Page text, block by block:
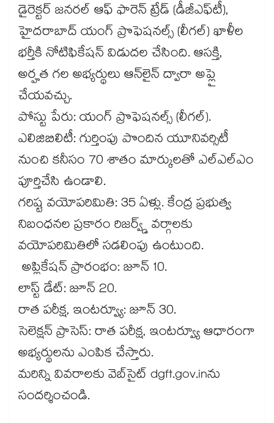
డైరెక్టర్ జనరల్ ఆఫ్ ఫారెన్ ట్రేడ్ (డీజీఎఫ్​టీ),
హైదరాబాద్ యంగ్ ప్రొఫెషనల్స్ (లీగల్) ఖాళీల
భర్తీకి నోటిఫికేషన్ విడుదల చేసింది. ఆసక్తి,
అర్హత గల అభ్యర్థులు ఆన్​లైన్ ద్వారా అప్లై
చేయవచ్చు.
పోస్టు పేరు: యంగ్ ప్రొఫెషనల్స్ (లీగల్).
ఎలిజిబిలిటీ: గుర్తింపు పొందిన యూనివర్సిటీ
నుంచి కనీసం 70 శాతం మార్కులతో ఎల్ఎల్ఎం
పూర్తిచేసి ఉండాలి.
గరిష్ట వయోపరిమితి: 35 ఏళ్లు. కేంద్ర ప్రభుత్వ
నిబంధనల ప్రకారం రిజర్వ్డ్ వర్గాలకు
వయోపరిమితిలో సడలింపు ఉంటుంది.
అప్లికేషన్ ప్రారంభం: జూన్ 10.
లాస్ట్ డేట్: జూన్ 20.
రాత పరీక్ష, ఇంటర్వ్యూ: జూన్ 30.
సెలెక్షన్ ప్రాసెస్: రాత పరీక్ష, ఇంటర్వ్యూ ఆధారంగా
అభ్యర్థులను ఎంపిక చేస్తారు.
మరిన్ని వివరాలకు వెబ్​సైట్ dgft.gov.inను
సందర్శించండి.